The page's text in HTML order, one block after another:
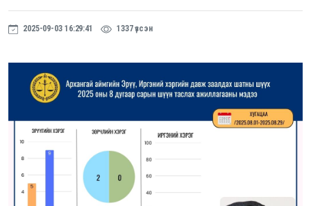
2025-09-03 16:29:41 1337 үзсэн